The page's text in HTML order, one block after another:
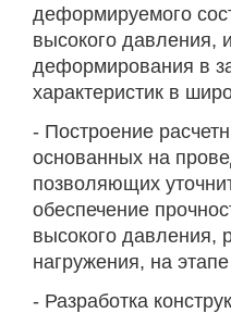
деформируемого
высокого давления,
деформирования в
характеристик в
- Построение
основанных на
позволяющих
обеспечение
высокого давления,
нагружения, на
- Разработка